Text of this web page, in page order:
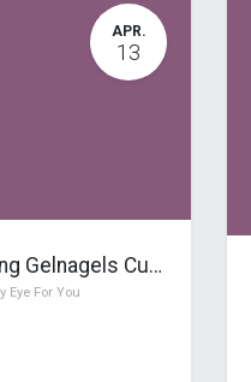
APR.
13
Allround Nagelstyling Gelnagels Cursus Opleiding (7 dagen)
Eye For You